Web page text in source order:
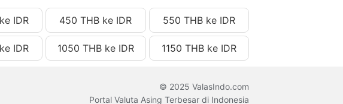
IDR
IDR
IDR
IDR 450 THB ke IDR 550 THB ke IDR
IDR 1050 THB ke IDR 1150 THB ke IDR
© 2025 ValasIndo.com
Portal Valuta Asing Terbesar di Indonesia